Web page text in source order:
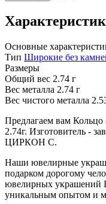
Основные
Тип Широкие без
Размеры
Общий вес 2.74 г
Вес металла 2.74 г
Вес чистого металла
Предлагаем вам Кольцо
2.74г. Изготовитель -
ЦИРКОН С.
Наши ювелирные
подарком дорогому
ювелирных
уникальным опытом и